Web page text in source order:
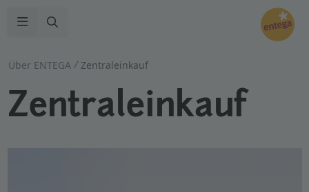
Über ENTEGA Zentraleinkauf
Zentraleinkauf